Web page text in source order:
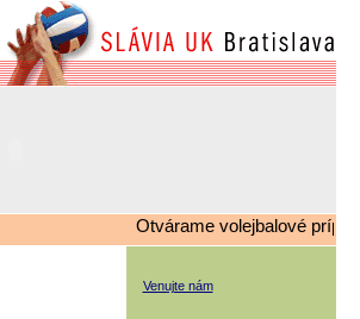
Otvárame volejbalové
Venujte nám